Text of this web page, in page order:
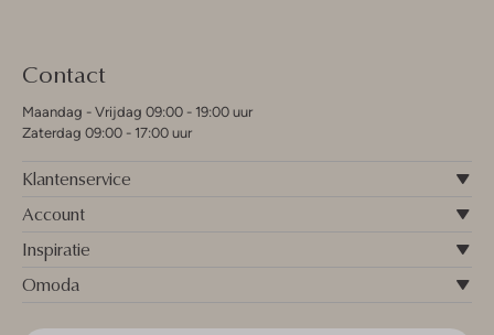
Contact
Maandag - Vrijdag 09:00 - 19:00 uur
Zaterdag 09:00 - 17:00 uur
Klantenservice
Account
Inspiratie
Omoda